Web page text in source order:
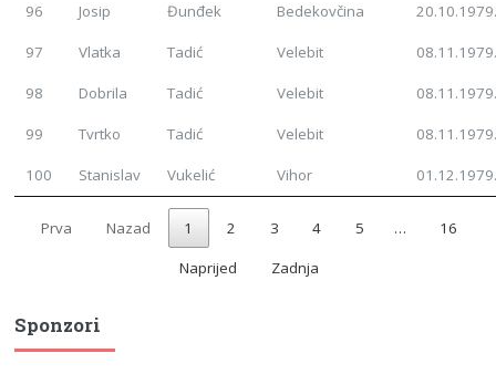
96 Josip Đunđek Bedekovčina
97 Vlatka Tadić Velebit
98 Dobrila Tadić Velebit
99 Tvrtko Tadić Velebit
100 Stanislav Vukelić Vihor
Prva Nazad 1 2 3 4 5 … 16
Naprijed Zadnja
Sponzori